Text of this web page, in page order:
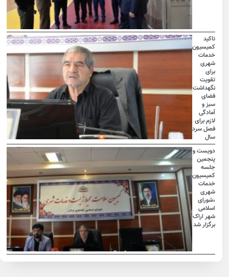
تاکید
کمیسیون
خدمات
شهری
برای
تقویت
نگهداشت
فضای
سبز و
آمادگی
لازم برای
فصل سرد
سال
دویست و
پنجمین
جلسه
کمیسیون
خدمات
شهری
،شورای
اسلامی
شهر اراک
برگزار شد